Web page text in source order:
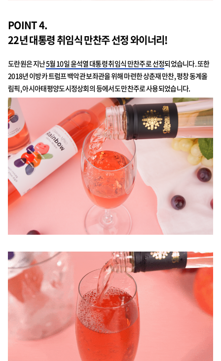
POINT 4.
22년 대통령 취임식 만찬주 선정 와이너리!
도란원은 지난5월 10일 윤석열 대통령 취임식 만찬주로 선정되었습니다. 또한
2018년 이방카 트럼프 백악관 보좌관을 위해 마련한 상춘재 만찬, 평창 동계올
림픽, 아시아태평양도시정상회의 등에서도 만찬주로 사용되었습니다.